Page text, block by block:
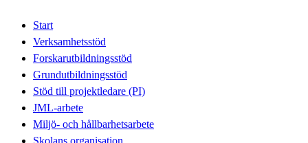
Start
Verksamhetsstöd
Forskarutbildningsstöd
Grundutbildningsstöd
Stöd till projektledare (PI)
JML-arbete
Miljö- och hållbarhetsarbete
Skolans organisation